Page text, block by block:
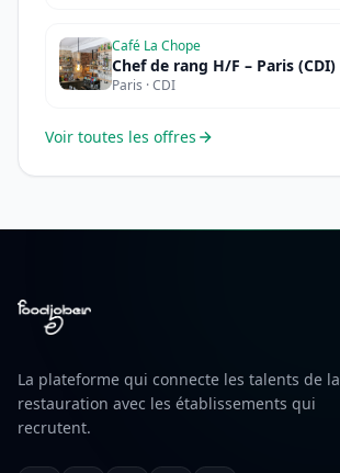
Café La Chope
Chef de rang H/F – Paris (CDI)
Paris · CDI
Voir toutes les offres
La plateforme qui connecte les talents de la
restauration avec les établissements qui
recrutent.